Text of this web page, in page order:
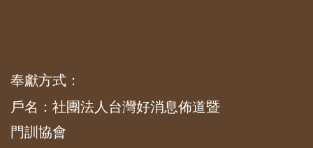
奉獻方式：
戶名：社團法人台灣好消息佈道暨
門訓協會